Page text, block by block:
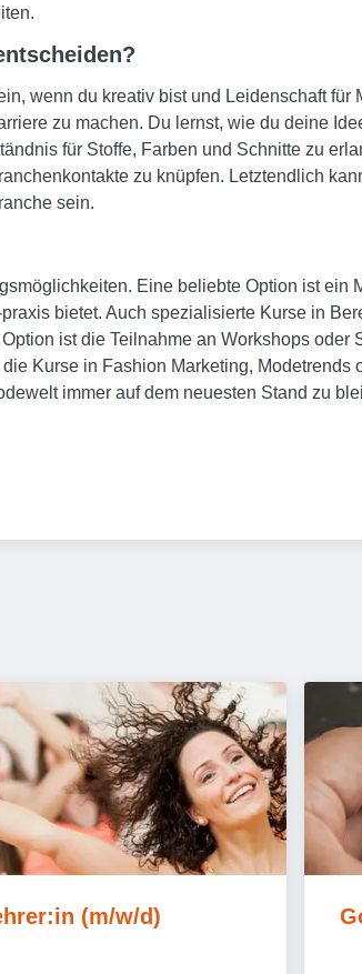
wenn du kreativ bist und Leidenschaft für
zu machen. Du lernst, wie du deine
für Stoffe, Farben und Schnitte zu
zu knüpfen. Letztendlich
sein.
Eine beliebte Option ist ein
bietet. Auch spezialisierte Kurse in
ist die Teilnahme an Workshops oder
Kurse in Fashion Marketing, Modetrends
immer auf dem neuesten Stand zu
(m/w/d)